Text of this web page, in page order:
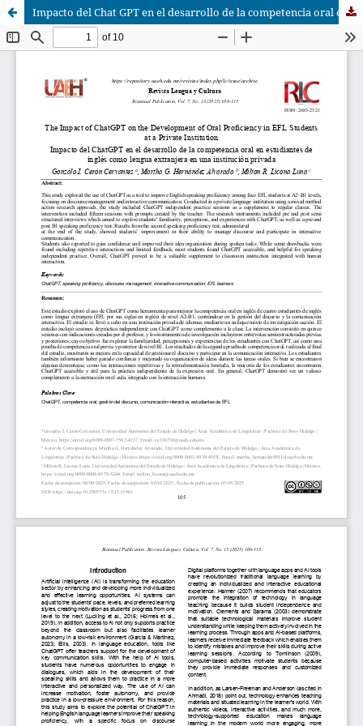
Impacto del Chat GPT en el desarrollo de la competencia oral en estudiantes de inglés como lengua extranjera en una institución privada